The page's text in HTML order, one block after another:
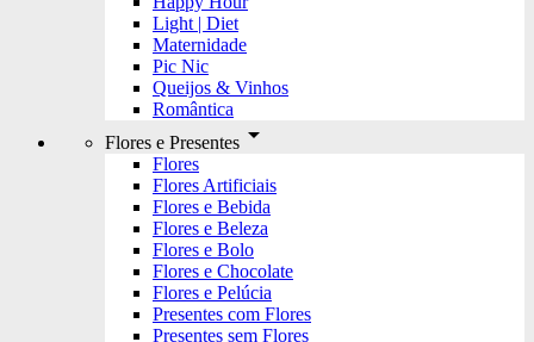
Light | Diet
Maternidade
Pic Nic
Queijos & Vinhos
Romântica
Flores e Presentes arrow_drop_down
Flores
Flores Artificiais
Flores e Bebida
Flores e Beleza
Flores e Bolo
Flores e Chocolate
Flores e Pelúcia
Presentes com Flores
Presentes sem Flores